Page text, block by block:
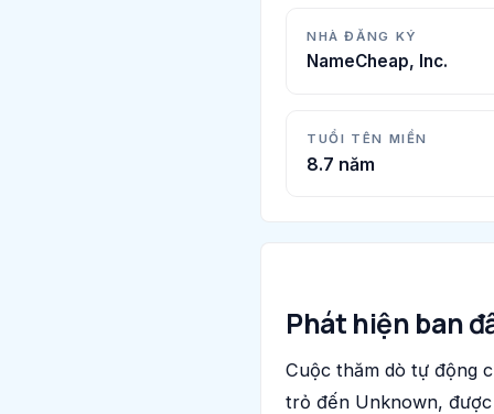
NHÀ ĐĂNG KÝ
NameCheap, Inc.
TUỔI TÊN MIỀN
8.7 năm
Phát hiện ban
Cuộc thăm dò tự động
trỏ đến Unknown,